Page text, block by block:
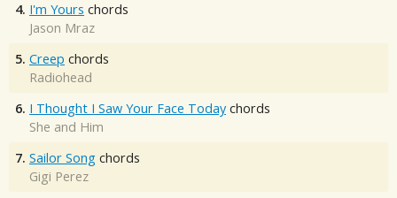
4. I'm Yours chords
Jason Mraz
5. Creep chords
Radiohead
6. I Thought I Saw Your Face Today chords
She and Him
7. Sailor Song chords
Gigi Perez